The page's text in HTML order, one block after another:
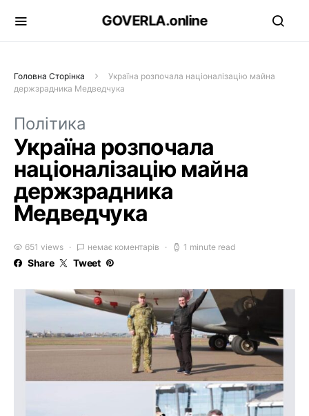
GOVERLA.online
Головна Сторінка
Україна розпочала націоналізацію майна
держзрадника Медведчука
Політика
Україна розпочала
націоналізацію майна
держзрадника
Медведчука
651 views немає коментарів 1 minute read
Share Tweet